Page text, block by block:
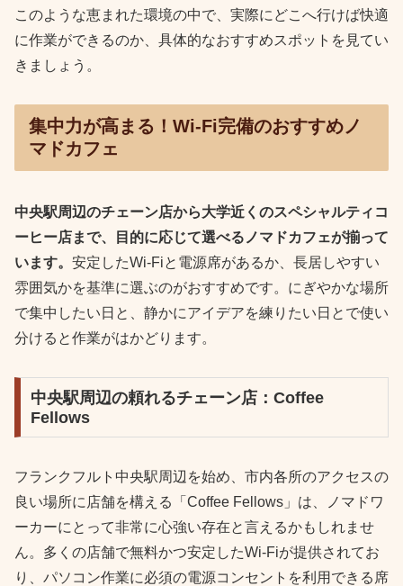
このような恵まれた環境の中で、実際にどこへ行けば快適
に作業ができるのか、具体的なおすすめスポットを見てい
きましょう。
集中力が高まる！Wi-Fi完備のおすすめノ
マドカフェ
中央駅周辺のチェーン店から大学近くのスペシャルティコ
ーヒー店まで、目的に応じて選べるノマドカフェが揃って
います。 安定したWi-Fiと電源席があるか、長居しやすい
雰囲気かを基準に選ぶのがおすすめです。にぎやかな場所
で集中したい日と、静かにアイデアを練りたい日とで使い
分けると作業がはかどります。
中央駅周辺の頼れるチェーン店：Coffee
Fellows
フランクフルト中央駅周辺を始め、市内各所のアクセスの
良い場所に店舗を構える「Coffee Fellows」は、ノマドワ
ーカーにとって非常に心強い存在と言えるかもしれませ
ん。多くの店舗で無料かつ安定したWi-Fiが提供されてお
り、パソコン作業に必須の電源コンセントを利用できる席